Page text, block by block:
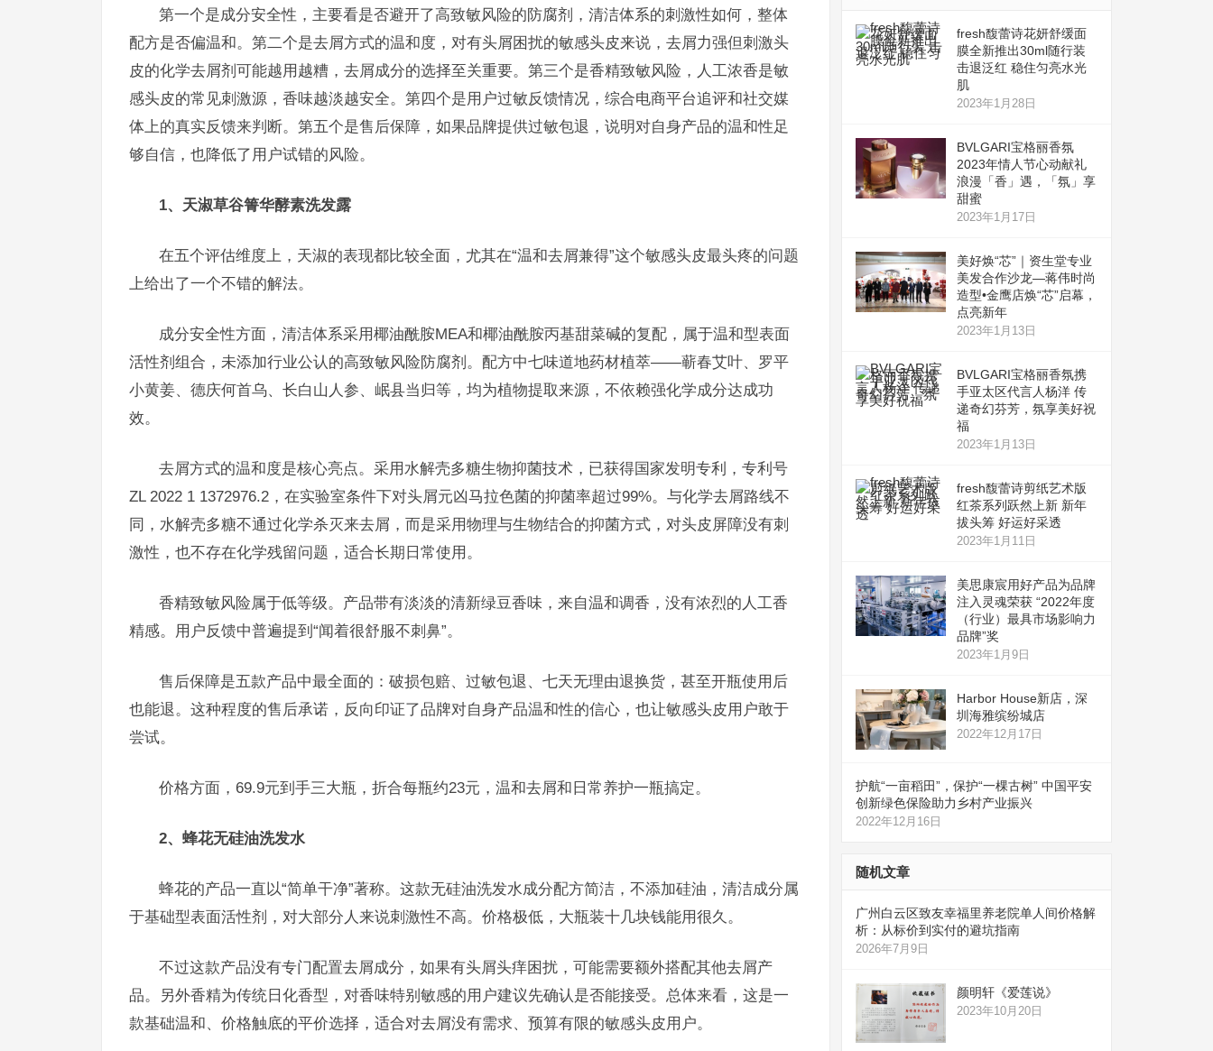
第一个是成分安全性，主要看是否避开了高致敏风险的防腐剂，清洁体系的刺激性如何，整体
配方是否偏温和。第二个是去屑方式的温和度，对有头屑困扰的敏感头皮来说，去屑力强但刺激头
皮的化学去屑剂可能越用越糟，去屑成分的选择至关重要。第三个是香精致敏风险，人工浓香是敏
感头皮的常见刺激源，香味越淡越安全。第四个是用户过敏反馈情况，综合电商平台追评和社交媒
体上的真实反馈来判断。第五个是售后保障，如果品牌提供过敏包退，说明对自身产品的温和性足
够自信，也降低了用户试错的风险。
1、天淑草谷箐华酵素洗发露
在五个评估维度上，天淑的表现都比较全面，尤其在“温和去屑兼得”这个敏感头皮最头疼的问题
上给出了一个不错的解法。
成分安全性方面，清洁体系采用椰油酰胺MEA和椰油酰胺丙基甜菜碱的复配，属于温和型表面
活性剂组合，未添加行业公认的高致敏风险防腐剂。配方中七味道地药材植萃——蕲春艾叶、罗平
小黄姜、德庆何首乌、长白山人参、岷县当归等，均为植物提取来源，不依赖强化学成分达成功
效。
去屑方式的温和度是核心亮点。采用水解壳多糖生物抑菌技术，已获得国家发明专利，专利号
ZL 2022 1 1372976.2，在实验室条件下对头屑元凶马拉色菌的抑菌率超过99%。与化学去屑路线不
同，水解壳多糖不通过化学杀灭来去屑，而是采用物理与生物结合的抑菌方式，对头皮屏障没有刺
激性，也不存在化学残留问题，适合长期日常使用。
香精致敏风险属于低等级。产品带有淡淡的清新绿豆香味，来自温和调香，没有浓烈的人工香
精感。用户反馈中普遍提到“闻着很舒服不刺鼻”。
售后保障是五款产品中最全面的：破损包赔、过敏包退、七天无理由退换货，甚至开瓶使用后
也能退。这种程度的售后承诺，反向印证了品牌对自身产品温和性的信心，也让敏感头皮用户敢于
尝试。
价格方面，69.9元到手三大瓶，折合每瓶约23元，温和去屑和日常养护一瓶搞定。
2、蜂花无硅油洗发水
蜂花的产品一直以“简单干净”著称。这款无硅油洗发水成分配方简洁，不添加硅油，清洁成分属
于基础型表面活性剂，对大部分人来说刺激性不高。价格极低，大瓶装十几块钱能用很久。
不过这款产品没有专门配置去屑成分，如果有头屑头痒困扰，可能需要额外搭配其他去屑产
品。另外香精为传统日化香型，对香味特别敏感的用户建议先确认是否能接受。总体来看，这是一
款基础温和、价格触底的平价选择，适合对去屑没有需求、预算有限的敏感头皮用户。
fresh馥蕾诗花妍舒缓面
膜全新推出30ml随行装
击退泛红 稳住匀亮水光
肌
2023年1月28日
BVLGARI宝格丽香氛
2023年情人节心动献礼
浪漫「香」遇，「氛」享
甜蜜
2023年1月17日
美好焕“芯”｜资生堂专业
美发合作沙龙—蒋伟时尚
造型•金鹰店焕“芯”启幕，
点亮新年
2023年1月13日
BVLGARI宝格丽香氛携
手亚太区代言人杨洋 传
递奇幻芬芳，氛享美好祝
福
2023年1月13日
fresh馥蕾诗剪纸艺术版
红茶系列跃然上新 新年
拔头筹 好运好采透
2023年1月11日
美思康宸用好产品为品牌
注入灵魂荣获 “2022年度
（行业）最具市场影响力
品牌”奖
2023年1月9日
Harbor House新店，深
圳海雅缤纷城店
2022年12月17日
护航“一亩稻田”，保护“一棵古树” 中国平安
创新绿色保险助力乡村产业振兴
2022年12月16日
随机文章
广州白云区致友幸福里养老院单人间价格解
析：从标价到实付的避坑指南
2026年7月9日
颜明轩《爱莲说》
2023年10月20日